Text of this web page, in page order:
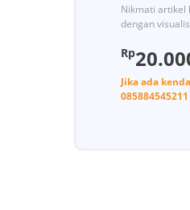
Nikmati artikel
dengan
Rp
Jika ada
085884545211